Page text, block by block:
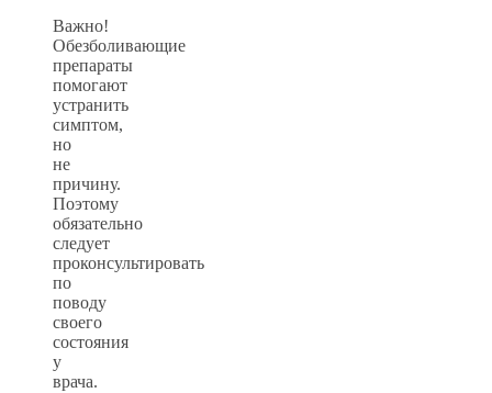
Важно!
Обезболивающие
препараты
помогают
устранить
симптом,
но
не
причину.
Поэтому
обязательно
следует
проконсультировать
по
поводу
своего
состояния
у
врача.